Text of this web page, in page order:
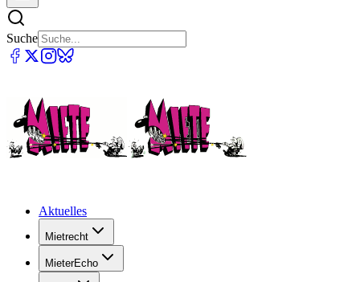
Suche
Aktuelles
Mietrecht
MieterEcho